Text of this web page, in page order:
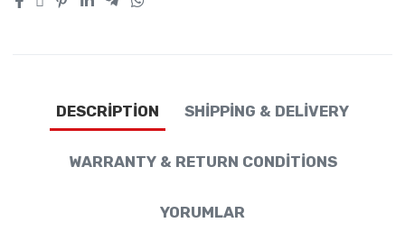
DESCRIPTION SHIPPING & DELIVERY
WARRANTY & RETURN CONDITIONS
YORUMLAR